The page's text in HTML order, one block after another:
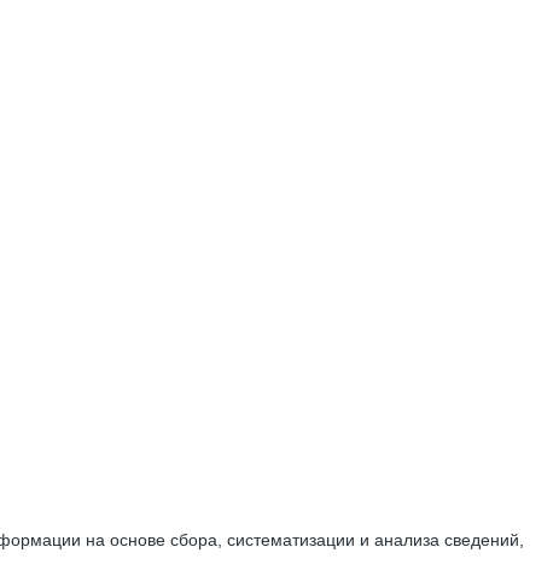
на основе сбора, систематизации и анализа сведений,